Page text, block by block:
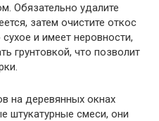
Обязательно удалите
затем очистите откос
и имеет неровности,
грунтовкой, что позволит
на деревянных окнах
штукатурные смеси, они